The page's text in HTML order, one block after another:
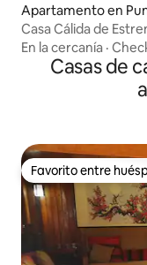
Apartamento en
Casa Cálida de
En la cercanía ·
Casas de
Favorito entre
Favorito entre